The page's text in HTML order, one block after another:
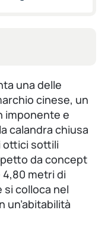
tamaño
una delle
cinese, un
imponente e
calandra chiusa
ottici sottili
da concept
metri di
si colloca nel
un’abitabilità